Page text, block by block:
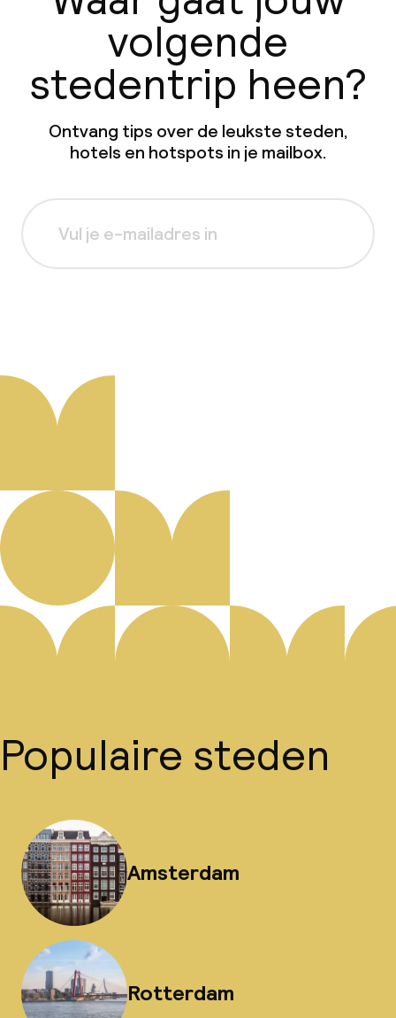
volgende
stedentrip heen?
Ontvang tips over de leukste steden,
hotels en hotspots in je mailbox.
Populaire steden
Amsterdam
Rotterdam